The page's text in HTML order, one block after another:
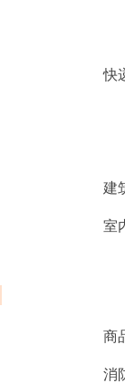
快
建
室
商
消